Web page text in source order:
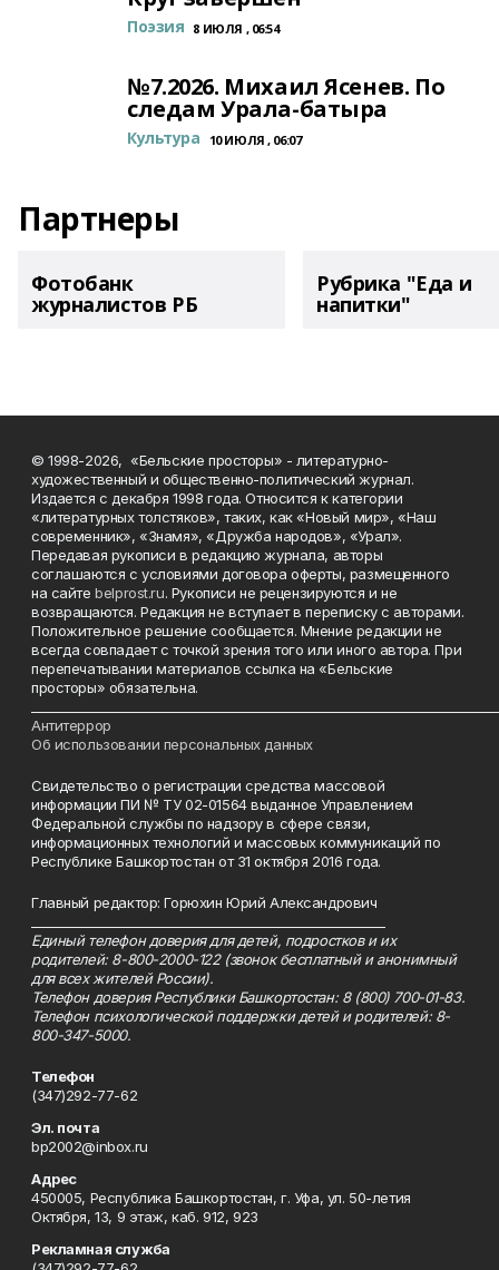
Поэзия 8 ИЮЛЯ , 06:54
№7.2026. Михаил Ясенев. По
следам Урала-батыра
Культура 10 ИЮЛЯ , 06:07
Партнеры
Фотобанк
журналистов РБ
Рубрика "Еда и
напитки"
© 1998-2026, «Бельские просторы» - литературно-
художественный и общественно-политический журнал.
Издается с декабря 1998 года. Относится к категории
«литературных толстяков», таких, как «Новый мир», «Наш
современник», «Знамя», «Дружба народов», «Урал».
Передавая рукописи в редакцию журнала, авторы
соглашаются с условиями договора оферты, размещенного
на сайтеbelprost.ru. Рукописи не рецензируются и не
возвращаются. Редакция не вступает в переписку с авторами.
Положительное решение сообщается. Мнение редакции не
всегда совпадает с точкой зрения того или иного автора. При
перепечатывании материалов ссылка на «Бельские
просторы» обязательна.
Антитеррор
Об использовании персональных данных
Свидетельство о регистрации средства массовой
информации ПИ № ТУ 02-01564 выданное Управлением
Федеральной службы по надзору в сфере связи,
информационных технологий и массовых коммуникаций по
Республике Башкортостан от 31 октября 2016 года.
Главный редактор: Горюхин Юрий Александрович
Единый телефон доверия для детей, подростков и их
родителей: 8-800-2000-122 (звонок бесплатный и анонимный
для всех жителей России).
Телефон доверия Республики Башкортостан: 8 (800) 700-01-83.
Телефон психологической поддержки детей и родителей: 8-
800-347-5000.
Телефон
(347)292-77-62
Эл. почта
bp2002@inbox.ru
Адрес
450005, Республика Башкортостан, г. Уфа, ул. 50-летия
Октября, 13, 9 этаж, каб. 912, 923
Рекламная служба